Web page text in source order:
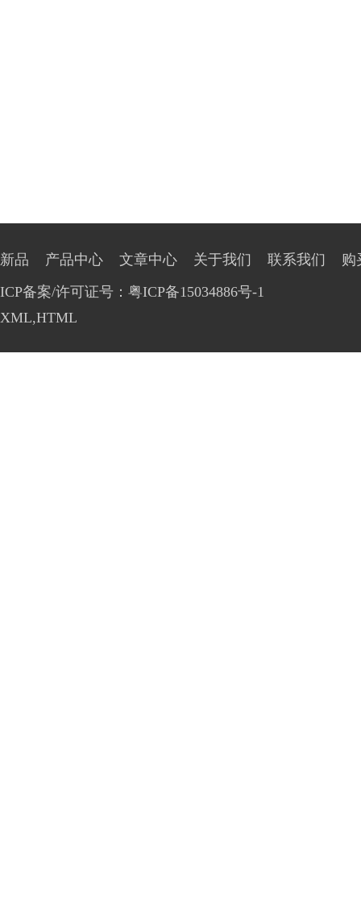
新品 产品中心 文章中心 关于我们 联系我们
购
ICP备案/许可证号：粤ICP备15034886号-1
XML,HTML